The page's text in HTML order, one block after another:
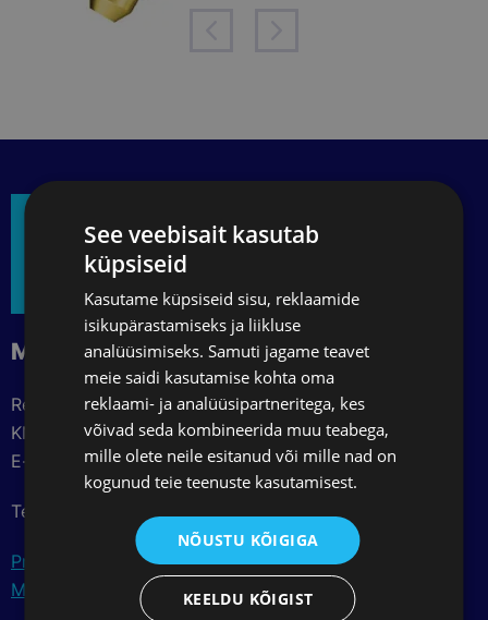
MacoMed OÜ
Registrikood: 16517455
KMKR: EE102504695
E-post: info@macomed.ee
Telefon: +372 517 3700
Privaatsuspoliitika
Müügitingimused
See veebisait kasutab
küpsiseid
Kasutame küpsiseid sisu, reklaamide
isikupärastamiseks ja liikluse
analüüsimiseks. Samuti jagame teavet
meie saidi kasutamise kohta oma
reklaami- ja analüüsipartneritega, kes
võivad seda kombineerida muu teabega,
mille olete neile esitanud või mille nad on
kogunud teie teenuste kasutamisest.
NÕUSTU KÕIGIGA
KEELDU KÕIGIST